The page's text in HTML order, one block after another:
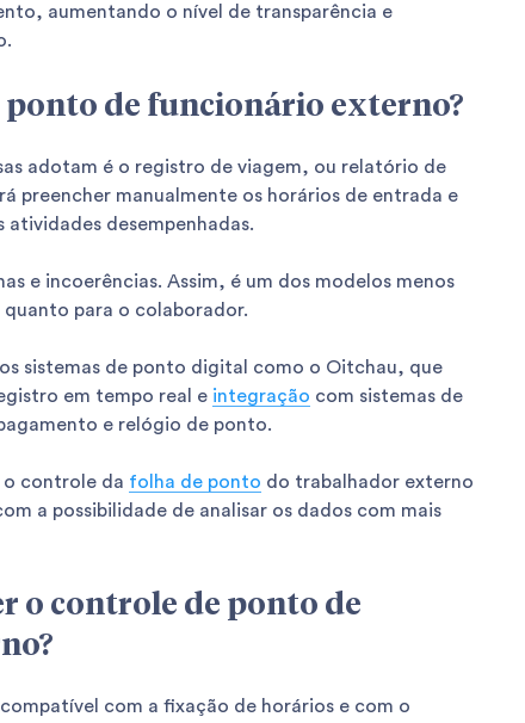
aumentando o nível de transparência e
de funcionário externo?
adotam é o registro de viagem, ou relatório de
preencher manualmente os horários de entrada e
atividades desempenhadas.
e incoerências. Assim, é um dos modelos menos
para o colaborador.
sistemas de ponto digital como o Oitchau, que
em tempo real e integração com sistemas de
e relógio de ponto.
o controle da folha de ponto do trabalhador externo
a possibilidade de analisar os dados com mais
o controle de ponto de
com a fixação de horários e com o